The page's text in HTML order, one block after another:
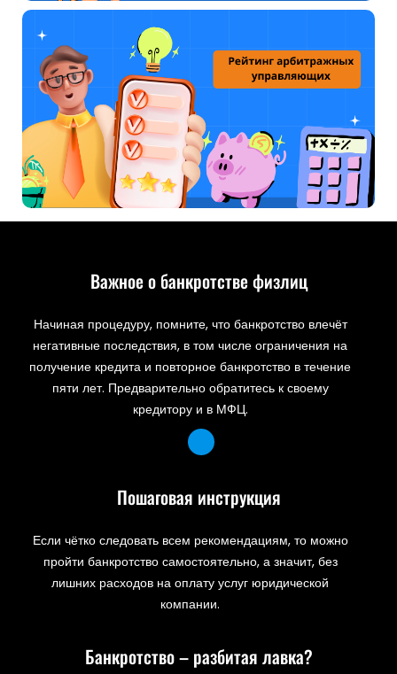
Важное о банкротстве физлиц
Начиная процедуру, помните, что банкротство влечёт
негативные последствия, в том числе ограничения на
получение кредита и повторное банкротство в течение
пяти лет. Предварительно обратитесь к своему
кредитору и в МФЦ.
Пошаговая инструкция
Если чётко следовать всем рекомендациям, то можно
пройти банкротство самостоятельно, а значит, без
лишних расходов на оплату услуг юридической
компании.
Банкротство – разбитая лавка?